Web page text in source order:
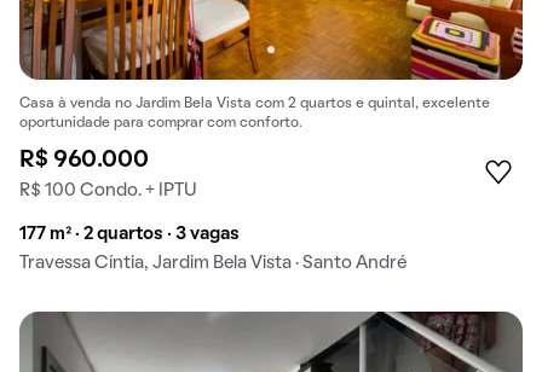
Casa à venda no Jardim Bela Vista com 2 quartos e quintal, excelente
oportunidade para comprar com conforto.
R$ 960.000
R$ 100 Condo. + IPTU
177 m² · 2 quartos · 3 vagas
Travessa Cíntia, Jardim Bela Vista · Santo André